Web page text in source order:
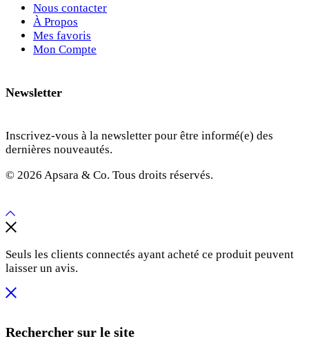
Nous contacter
À Propos
Mes favoris
Mon Compte
Newsletter
Inscrivez-vous à la newsletter pour être informé(e) des
dernières nouveautés.
© 2026 Apsara & Co. Tous droits réservés.
Seuls les clients connectés ayant acheté ce produit peuvent
laisser un avis.
Rechercher sur le site